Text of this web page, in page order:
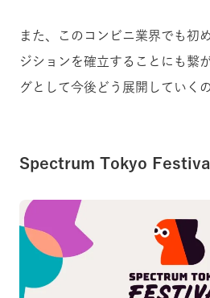
また、このコンビニ業界でも初
ジションを確立することにも繋
グとして今後どう展開していく
Spectrum Tokyo